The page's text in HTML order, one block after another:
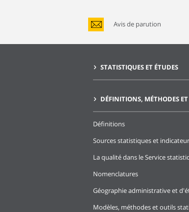
Avis de parution
STATISTIQUES ET ÉTUDES
DÉFINITIONS, MÉTHODES
Définitions
Sources statistiques et
La qualité dans le Service
Nomenclatures
Géographie administrative et
Modèles, méthodes et outils